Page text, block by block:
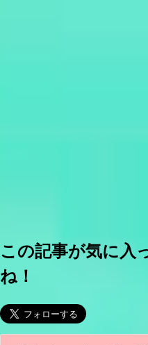
この記事が気に入
ね！